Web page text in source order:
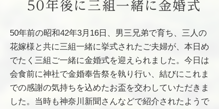
50年前の昭和42年3月16日、男三兄弟で育ち、三人の
花嫁様と共に三組一緒に挙式されたご夫婦が、本日め
でたく三組ご一緒に金婚式を迎えられました。今日は
会食前に神社で金婚奉告祭を執り行い、結びにこれま
での感謝の気持ちを込めたお盃を交わしていただきま
した。当時も神奈川新聞さんなどで紹介されたようで